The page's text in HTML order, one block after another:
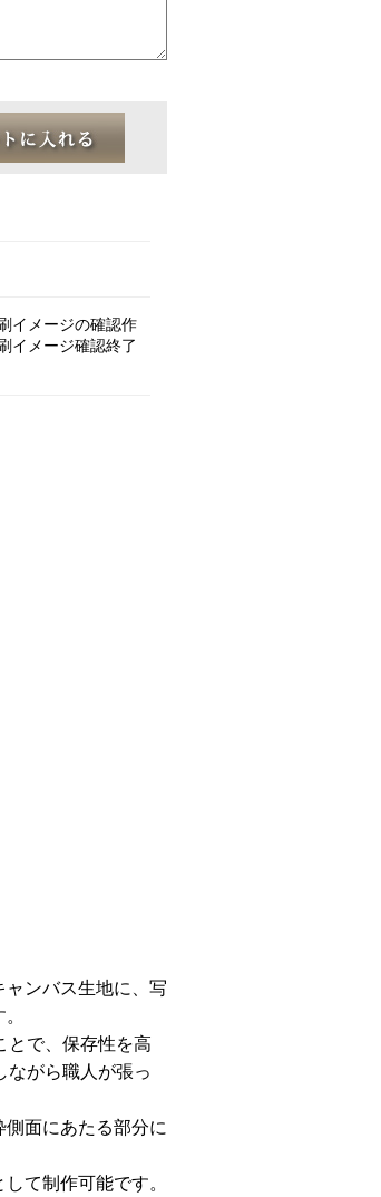
イメージの確認作
イメージ確認終了
ンバス生地に、写
とで、保存性を高
ながら職人が張っ
面にあたる部分に
て制作可能です。